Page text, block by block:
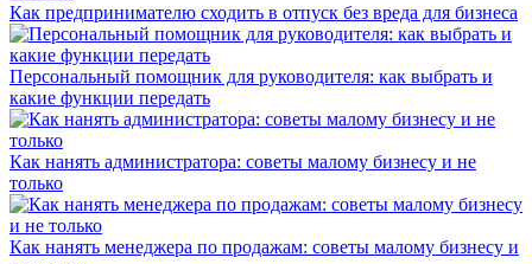
Как предпринимателю сходить в отпуск без вреда для бизнеса
Персональный помощник для руководителя: как выбрать и
какие функции передать
Как нанять администратора: советы малому бизнесу и не
только
Как нанять менеджера по продажам: советы малому бизнесу и